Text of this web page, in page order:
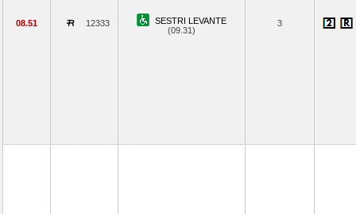
08.51 12333
SESTRI LEVANTE
(09.31)
3